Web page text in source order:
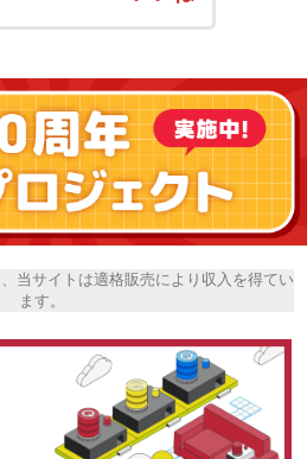
当サイトは適格販売により収入を得てい
ます。